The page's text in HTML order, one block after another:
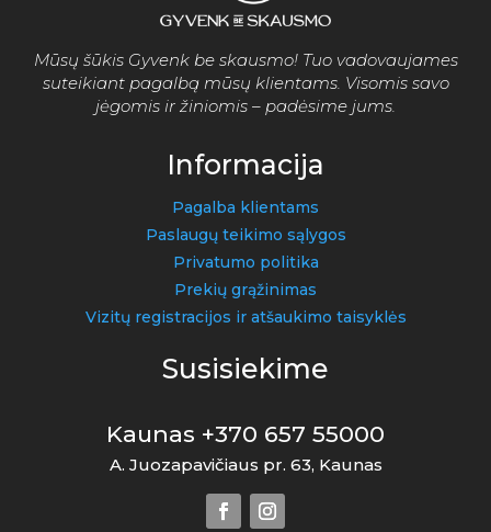
Mūsų šūkis Gyvenk be skausmo! Tuo vadovaujames
suteikiant pagalbą mūsų klientams. Visomis savo
jėgomis ir žiniomis – padėsime jums.
Informacija
Pagalba klientams
Paslaugų teikimo sąlygos
Privatumo politika
Prekių grąžinimas
Vizitų registracijos ir atšaukimo taisyklės
Susisiekime
Kaunas +370 657 55000
A. Juozapavičiaus pr. 63, Kaunas